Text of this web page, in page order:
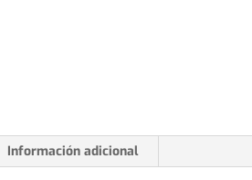
Información adicional